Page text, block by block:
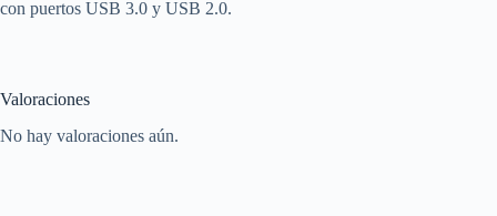
con puertos USB 3.0 y USB 2.0.
Valoraciones
No hay valoraciones aún.